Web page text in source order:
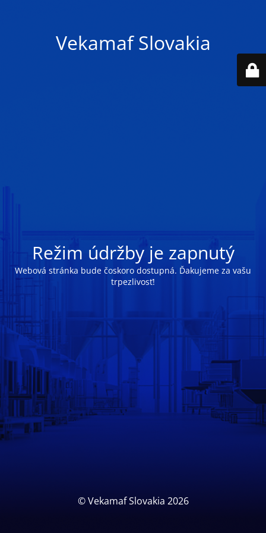
Vekamaf Slovakia
Režim údržby je zapnutý
Webová stránka bude čoskoro dostupná. Ďakujeme za vašu
trpezlivosť!
© Vekamaf Slovakia 2026